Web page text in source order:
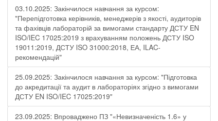
03.10.2025: Закінчилося навчання за курсом:
"Перепідготовка керівників, менеджерів з якості, аудиторів
та фахівців лабораторій за вимогами стандарту ДСТУ EN
ISO/IEC 17025:2019 з врахуванням положень ДСТУ ISO
19011:2019, ДСТУ ISO 31000:2018, ЕА, ILAC-
рекомендацій"
25.09.2025: Закінчилося навчання за курсом: "Підготовка
до акредитації та аудит в лабораторіях згідно з вимогами
ДСТУ EN ISO/IEC 17025:2019"
23.09.2025: Впроваджено ПЗ "«Невизначеність 1.6» у